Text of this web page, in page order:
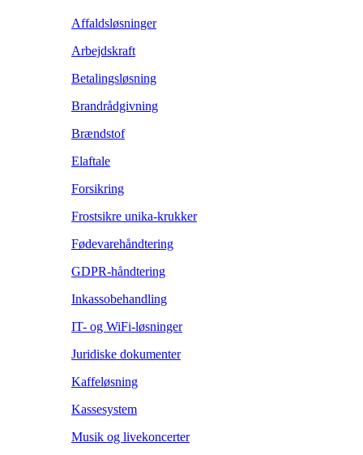
Affaldsløsninger
Arbejdskraft
Betalingsløsning
Brandrådgivning
Brændstof
Elaftale
Forsikring
Frostsikre unika-krukker
Fødevarehåndtering
GDPR-håndtering
Inkassobehandling
IT- og WiFi-løsninger
Juridiske dokumenter
Kaffeløsning
Kassesystem
Musik og livekoncerter